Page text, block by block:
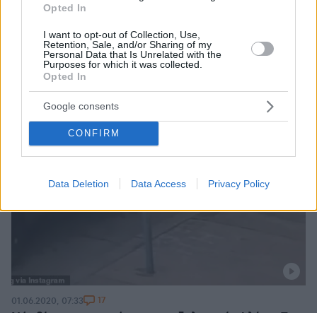
Opted In
I want to opt-out of Collection, Use,
Retention, Sale, and/or Sharing of my
Personal Data that Is Unrelated with the
Purposes for which it was collected.
Opted In
Google consents
CONFIRM
Data Deletion Data Access Privacy Policy
01.06.2020, 07:33 17